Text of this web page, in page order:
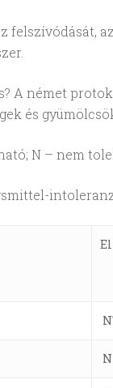
felszívódását,
A német
és
N – nem
N